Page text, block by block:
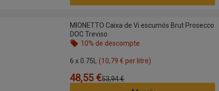
MIONETTO Caixa de Vi escumós Brut Prosecco DOC Treviso
MIONETTO Caixa de Vi escumós Brut Prosecco
DOC Treviso
10% de descompte
6 x 0.75L
(10,79 € per litre)
Preu
48,55 €
Preu anterior53,94 €